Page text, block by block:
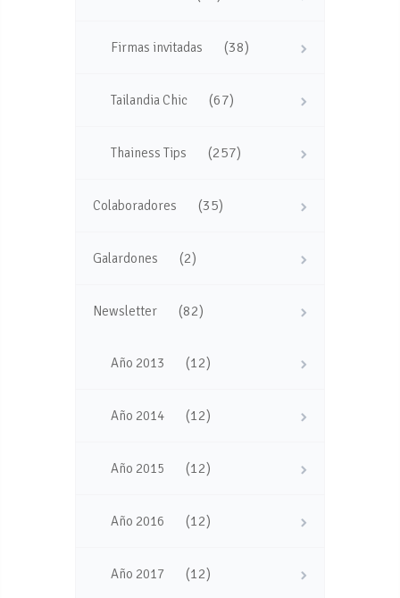
Firmas invitadas (38)
Tailandia Chic (67)
Thainess Tips (257)
Colaboradores (35)
Galardones (2)
Newsletter (82)
Año 2013 (12)
Año 2014 (12)
Año 2015 (12)
Año 2016 (12)
Año 2017 (12)